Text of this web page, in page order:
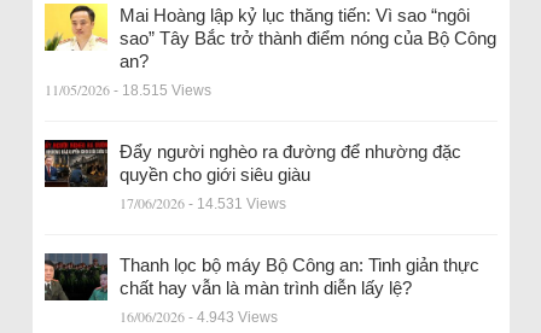
Mai Hoàng lập kỷ lục thăng tiến: Vì sao “ngôi
sao” Tây Bắc trở thành điểm nóng của Bộ Công
an?
11/05/2026 - 18.515 Views
Đẩy người nghèo ra đường để nhường đặc
quyền cho giới siêu giàu
17/06/2026 - 14.531 Views
Thanh lọc bộ máy Bộ Công an: Tinh giản thực
chất hay vẫn là màn trình diễn lấy lệ?
16/06/2026 - 4.943 Views